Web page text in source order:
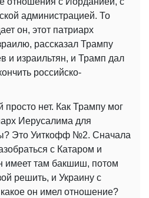
администрацией. То
он, этот патриарх
рассказал Трампу
и израильтян, и Трамп дал
российско-
просто нет. Как Трампу мог
Иерусалима для
Это Уиткофф №2. Сначала
с Катаром и
имеет там бакшиш, потом
решить, и Украину с
он имел отношение?